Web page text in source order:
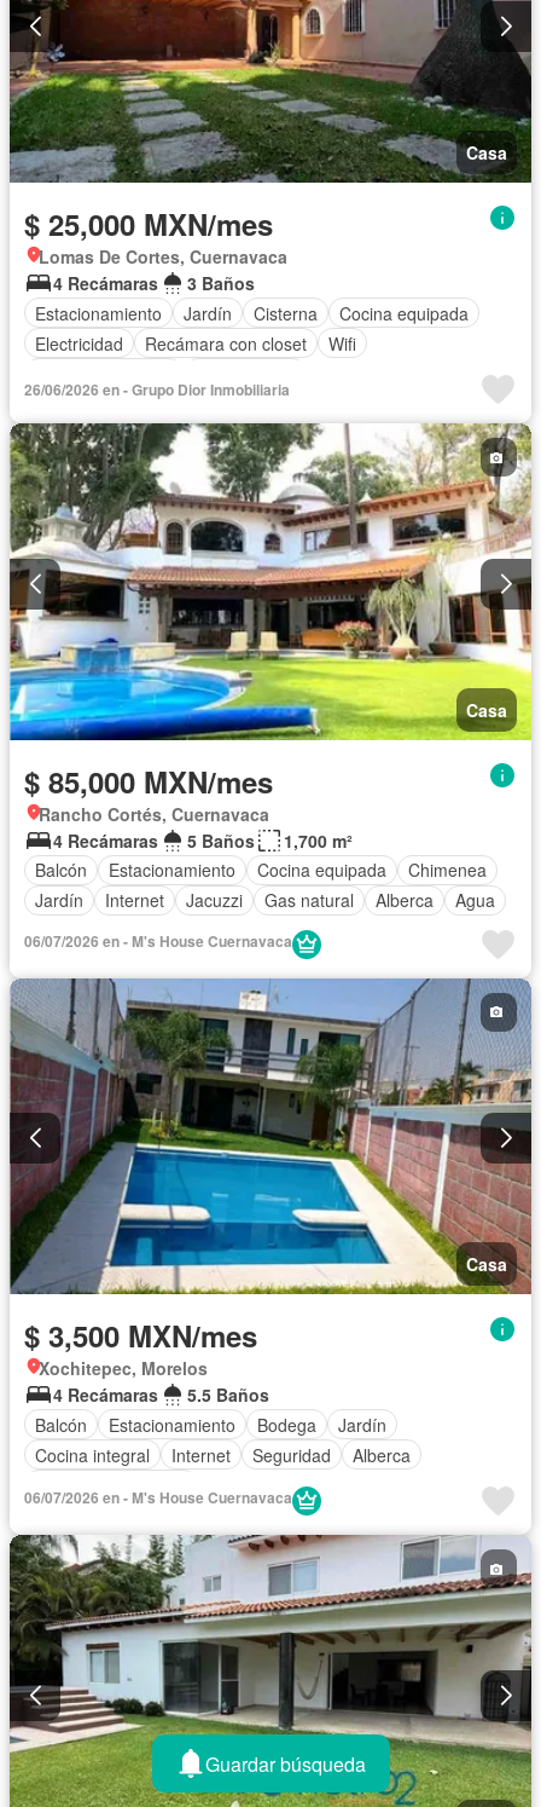
Casa
$ 25,000 MXN/mes
Lomas De Cortes, Cuernavaca
4 Recámaras
3 Baños
Estacionamiento
Jardín Cisterna
Cocina equipada
Electricidad
Recámara con closet
Wifi
26/06/2026 en - Grupo Dior Inmobiliaria
Casa
$ 85,000 MXN/mes
Rancho Cortés, Cuernavaca
4 Recámaras
5 Baños
1,700 m²
Balcón
Estacionamiento Cocina equipada
Chimenea
Jardín
Internet Jacuzzi Gas natural Alberca Agua
06/07/2026 en - M's House Cuernavaca
Casa
$ 3,500 MXN/mes
Xochitepec, Morelos
4 Recámaras
5.5 Baños
Balcón
Estacionamiento Bodega
Jardín
Cocina integral
Internet Seguridad
Alberca
06/07/2026 en - M's House Cuernavaca
Guardar búsqueda